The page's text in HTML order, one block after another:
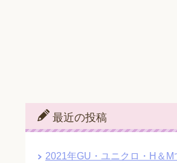
最近の投稿
2021年GU・ユニクロ・H＆M